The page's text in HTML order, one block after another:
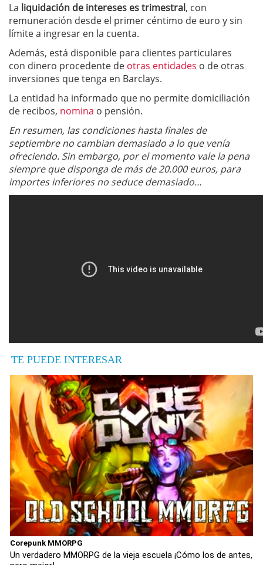
La liquidación de intereses es trimestral, con
remuneración desde el primer céntimo de euro y sin
límite a ingresar en la cuenta.
Además, está disponible para clientes particulares
con dinero procedente de otras entidades o de otras
inversiones que tenga en Barclays.
La entidad ha informado que no permite domiciliación
de recibos, nomina o pensión.
En resumen, las condiciones hasta finales de
septiembre no cambian demasiado a lo que venía
ofreciendo. Sin embargo, por el momento vale la pena
siempre que disponga de más de 20.000 euros, para
importes inferiores no seduce demasiado…
TE PUEDE INTERESAR
Corepunk MMORPG
Un verdadero MMORPG de la vieja escuela ¡Cómo los de antes,